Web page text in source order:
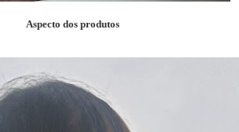
Aspecto dos produtos